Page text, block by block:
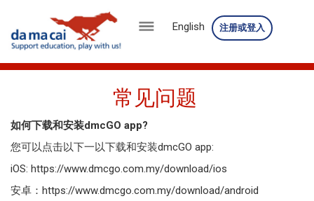
菜
单
司
简
介
English 注册或登入
常见问题
如何下载和安装dmcGO app?
您可以点击以下一以下载和安装dmcGO app:
iOS: https://www.dmcgo.com.my/download/ios
安卓： https://www.dmcgo.com.my/download/android